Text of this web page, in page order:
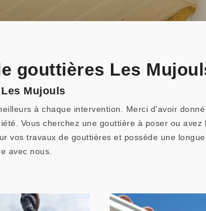
gouttières Les
Mujouls
à chaque intervention. Merci d'avoir
Vous cherchez une gouttière à poser ou
vos travaux de gouttières et possède une
avec nous.